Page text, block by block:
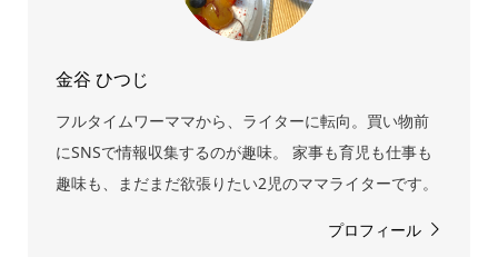
金谷 ひつじ
フルタイムワーママから、ライターに転向。買い物前
にSNSで情報収集するのが趣味。 家事も育児も仕事も
趣味も、まだまだ欲張りたい2児のママライターです。
プロフィール